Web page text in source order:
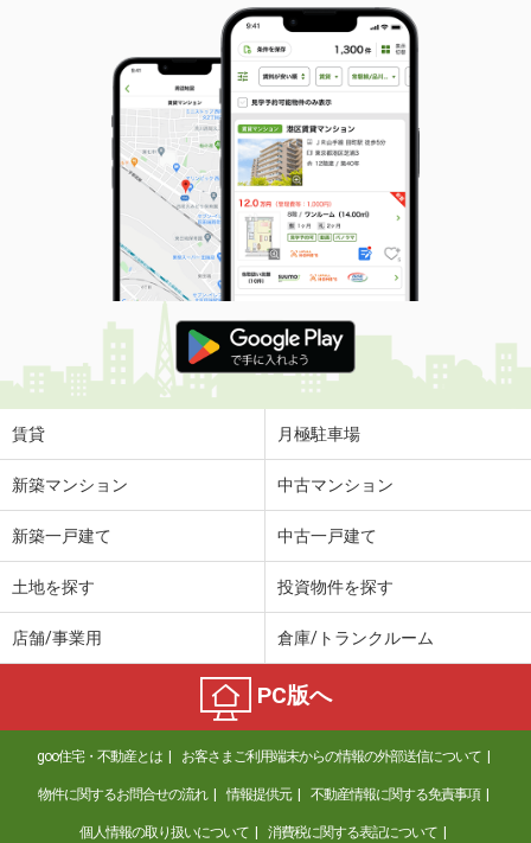
鹿児島県いちき串木野市東島平町
42.8m²
間取り
1LDK
鹿児島県薩摩川内市天辰町
価 格
4.35万円
住 所
鹿児島県薩摩川内市天辰町
専有面積 57.23m²
間取り
2LDK
鹿児島県鹿児島市上之園町
価 格
6.40万円
住 所
鹿児島県鹿児島市上之園町
専有面積
鹿児島県姶良郡湧水町川西
4.30万円
鹿児島県姶良市東餅田
5万円
住 所
鹿児島県姶良市東餅田
専有面積 53.62m²
間取り
2LDK
鹿児島県鹿児島市真砂町
賃貸 月極駐車場
新築マンション 中古マンション
新築一戸建て 中古一戸建て
土地を探す 投資物件を探す
店舗/事業用 倉庫/トランクルーム
PC版へ
goo住宅・不動産とは お客さまご利用端末からの情報の外部送信について
物件に関するお問合せの流れ 情報提供元 不動産情報に関する免責事項
個人情報の取り扱いについて 消費税に関する表記について